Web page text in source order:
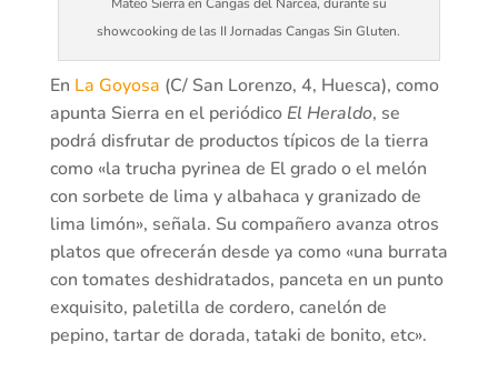
showcooking de las II Jornadas Cangas Sin Gluten.
En La Goyosa (C/ San Lorenzo, 4, Huesca), como
apunta Sierra en el periódico El Heraldo, se
podrá disfrutar de productos típicos de la tierra
como «la trucha pyrinea de El grado o el melón
con sorbete de lima y albahaca y granizado de
lima limón», señala. Su compañero avanza otros
platos que ofrecerán desde ya como «una burrata
con tomates deshidratados, panceta en un punto
exquisito, paletilla de cordero, canelón de
pepino, tartar de dorada, tataki de bonito, etc».